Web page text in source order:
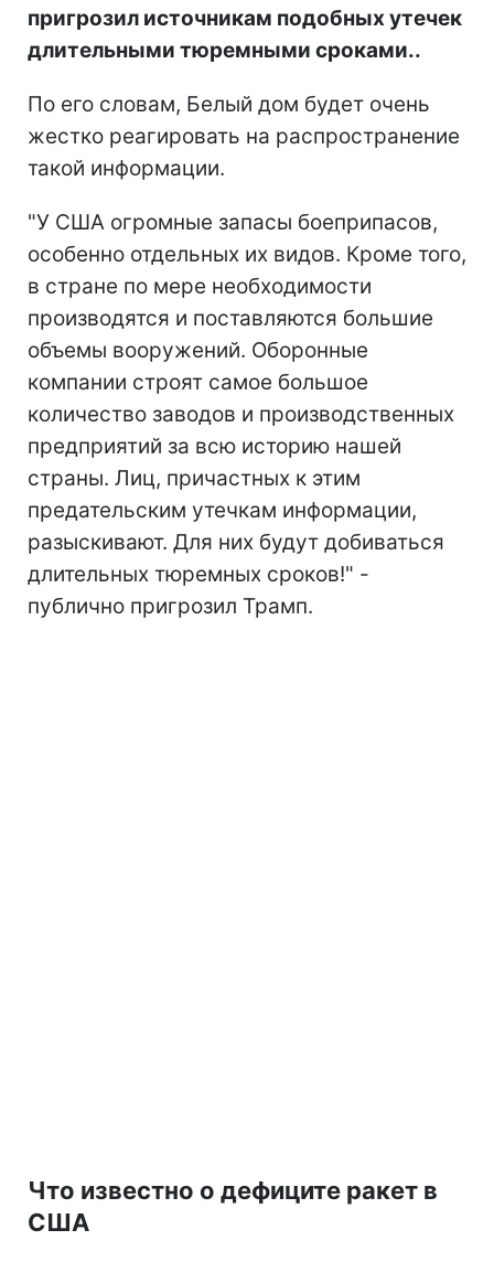
пригрозил источникам подобных утечек
длительными тюремными сроками..
По его словам, Белый дом будет очень
жестко реагировать на распространение
такой информации.
"У США огромные запасы боеприпасов,
особенно отдельных их видов. Кроме того,
в стране по мере необходимости
производятся и поставляются большие
объемы вооружений. Оборонные
компании строят самое большое
количество заводов и производственных
предприятий за всю историю нашей
страны. Лиц, причастных к этим
предательским утечкам информации,
разыскивают. Для них будут добиваться
длительных тюремных сроков!" -
публично пригрозил Трамп.
Что известно о дефиците ракет в
США